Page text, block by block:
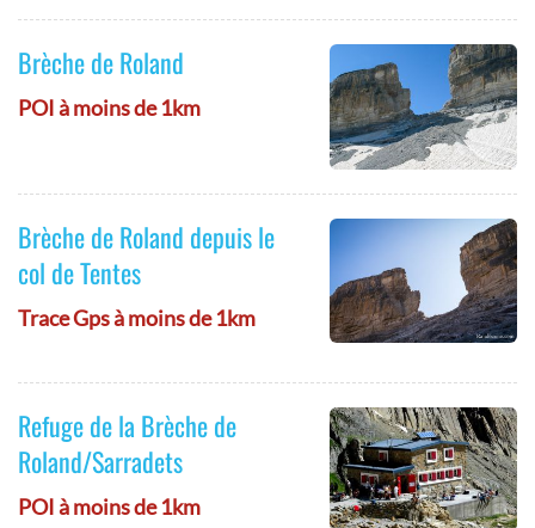
Brèche de Roland
POI à moins de 1km
Brèche de Roland depuis le
col de Tentes
Trace Gps à moins de 1km
Refuge de la Brèche de
Roland/Sarradets
POI à moins de 1km